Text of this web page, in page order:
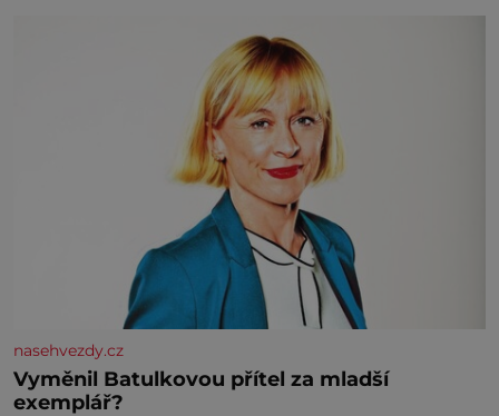
nasehvezdy.cz
Vyměnil Batulkovou přítel za mladší
exemplář?